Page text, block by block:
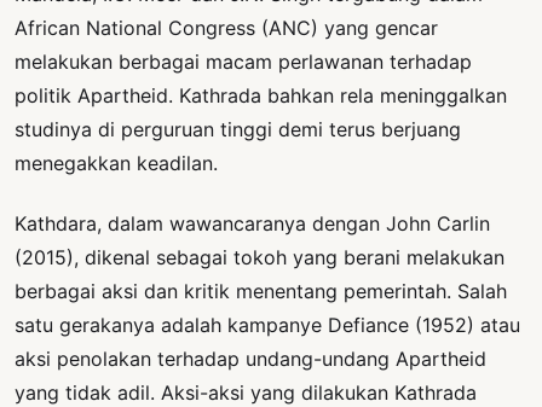
African National Congress (ANC) yang gencar
melakukan berbagai macam perlawanan terhadap
politik Apartheid. Kathrada bahkan rela meninggalkan
studinya di perguruan tinggi demi terus berjuang
menegakkan keadilan.
Kathdara, dalam wawancaranya dengan John Carlin
(2015), dikenal sebagai tokoh yang berani melakukan
berbagai aksi dan kritik menentang pemerintah. Salah
satu gerakanya adalah kampanye Defiance (1952) atau
aksi penolakan terhadap undang-undang Apartheid
yang tidak adil. Aksi-aksi yang dilakukan Kathrada